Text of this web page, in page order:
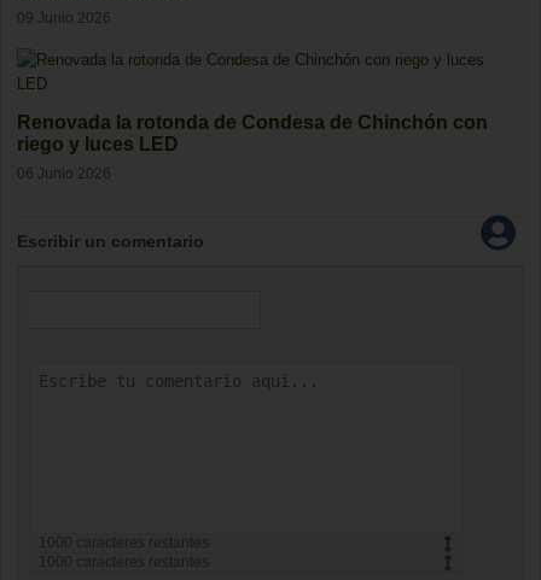
09 Junio 2026
Renovada la rotonda de Condesa de Chinchón con
riego y luces LED
06 Junio 2026
Escribir un comentario
caracteres restantes
caracteres restantes